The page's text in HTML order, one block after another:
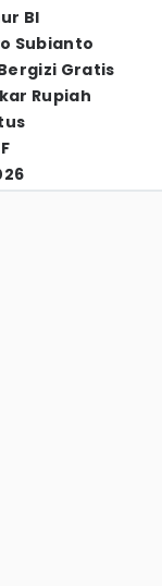
BI
Subianto
Gratis
Rupiah